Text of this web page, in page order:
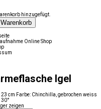
hinzugefügt.
Online Shop
Igel
cm Farbe: Chinchilla, gebrochen weiss
zeigen